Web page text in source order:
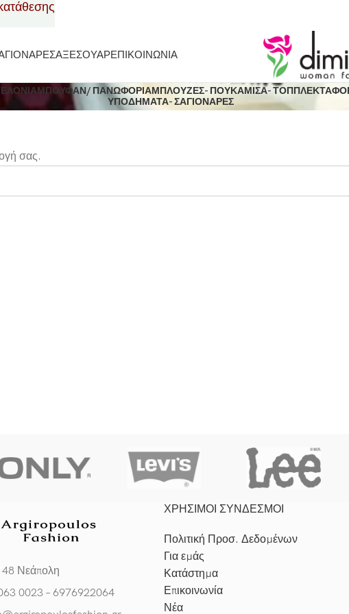
ΑΞΕΣΟΥΑΡΕΠΙΚΟΙΝΩΝΙΑ
ΜΠΟΥΦΑΝ/ ΠΑΝΩΦΟΡΙΑΜΠΛΟΥΖΕΣ- ΠΟΥΚΑΜΙΣΑ- ΤΟΠΠΛΕΚΤΑ
ΥΠΟΔΗΜΑΤΑ- ΣΑΓΙΟΝΑΡΕΣ
σας.
Νεάπολη
0023 – 6976922064
ΧΡΗΣΙΜΟΙ ΣΥΝΔΕΣΜΟΙ
Πολιτική Προσ. Δεδομένων
Για εμάς
Κατάστημα
Επικοινωνία
Νέα